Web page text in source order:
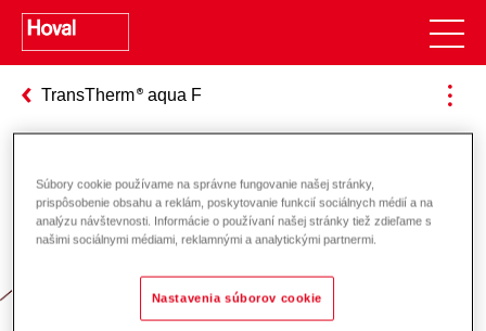
TransTherm aqua F
Zodpovednosť za energiu a životné
prostredie
Súbory cookie používame na správne fungovanie našej stránky,
prispôsobenie obsahu a reklám, poskytovanie funkcií sociálnych médií a na
analýzu návštevnosti. Informácie o používaní našej stránky tiež zdieľame s
našimi sociálnymi médiami, reklamnými a analytickými partnermi.
Nastavenia súborov cookie